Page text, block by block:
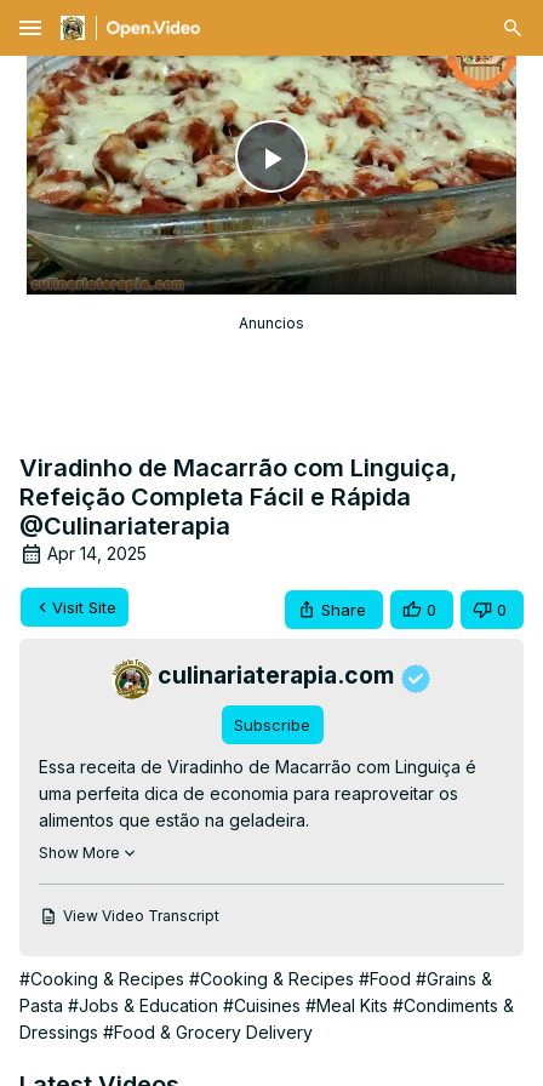
menu
Play
Video
Anuncios
Viradinho de Macarrão com Linguiça,
Refeição Completa Fácil e Rápida
@Culinariaterapia
Apr 14, 2025
Visit Site Share 0 0
culinariaterapia.com
Subscribe
Essa receita de Viradinho de Macarrão com Linguiça é
uma perfeita dica de economia para reaproveitar os
alimentos que estão na geladeira.
👉RECEITA ESCRITA👉
#macarrão #macarrãodeforno #macarronada
Show More
View Video Transcript
#Cooking & Recipes #Cooking & Recipes #Food #Grains &
Pasta #Jobs & Education #Cuisines #Meal Kits #Condiments &
Dressings #Food & Grocery Delivery